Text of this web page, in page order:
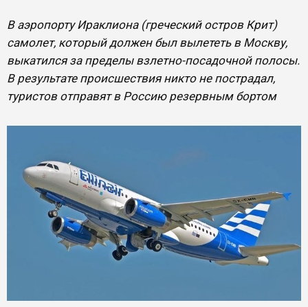
В аэропорту Ираклиона (греческий остров Крит)
самолет, который должен был вылететь в Москву,
выкатился за пределы взлетно-посадочной полосы.
В результате происшествия никто не пострадал,
туристов отправят в Россию резервным бортом